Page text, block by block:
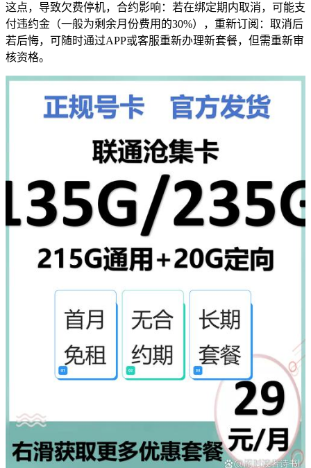
这点，导致欠费停机，合约影响：若在绑定期内取消，可能支
付违约金（一般为剩余月份费用的30%），重新订阅：取消后
若后悔，可随时通过APP或客服重新办理新套餐，但需重新审
核资格。